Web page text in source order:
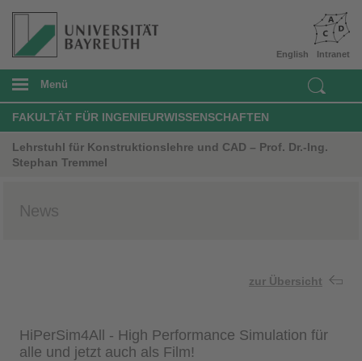
Intranet
English
Menü
FAKULTÄT FÜR INGENIEURWISSENSCHAFTEN
Lehrstuhl für Konstruktionslehre und CAD – Prof. Dr.-Ing.
Stephan Tremmel
News
zur Übersicht
HiPerSim4All - High Performance Simulation für
alle und jetzt auch als Film!